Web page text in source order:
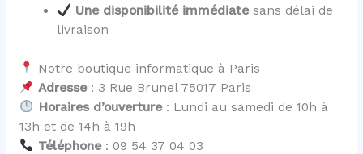
Une disponibilité immédiatesans délai de
livraison
Notre boutique informatique à Paris
Adresse: 3 Rue Brunel 75017 Paris
Horaires d’ouverture: Lundi au samedi de 10h à
13h et de 14h à 19h
Téléphone: 09 54 37 04 03